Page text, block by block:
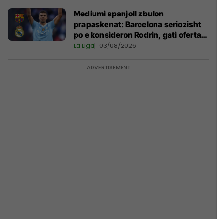
Mediumi spanjoll zbulon
prapaskenat: Barcelona seriozisht
po e konsideron Rodrin, gati oferta
50-milionëshe
La Liga 03/08/2026